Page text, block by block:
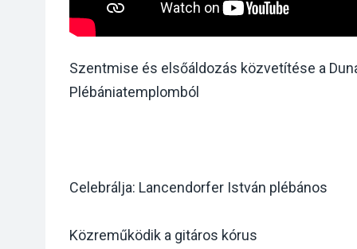
Szentmise és elsőáldozás közvetítése a
Plébániatemplomból
Celebrálja: Lancendorfer István plébános
Közreműködik a gitáros kórus